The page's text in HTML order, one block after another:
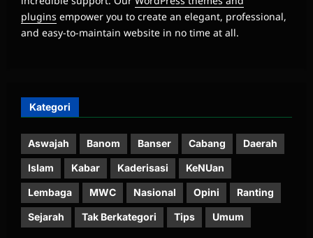
plugins empower you to create an elegant, professional,
and easy-to-maintain website in no time at all.
Kategori
Aswajah Banom Banser Cabang Daerah
Islam Kabar Kaderisasi KeNUan
Lembaga MWC Nasional Opini Ranting
Sejarah Tak Berkategori Tips Umum